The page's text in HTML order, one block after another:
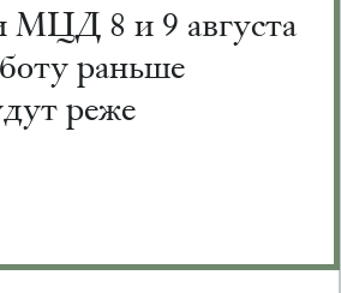
МЦД 8 и 9 августа
раньше
реже